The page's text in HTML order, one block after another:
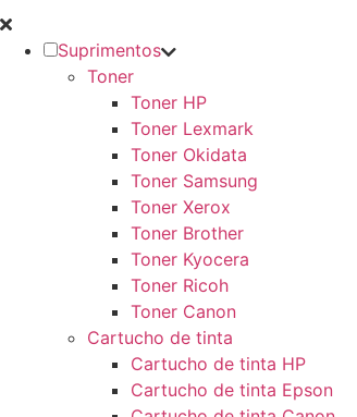
Suprimentos
Toner
Toner HP
Toner Lexmark
Toner Okidata
Toner Samsung
Toner Xerox
Toner Brother
Toner Kyocera
Toner Ricoh
Toner Canon
Cartucho de tinta
Cartucho de tinta HP
Cartucho de tinta Epson